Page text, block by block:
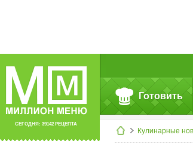
СЕГОДНЯ: 39142 РЕЦЕПТА
Готовить
Кулинарные